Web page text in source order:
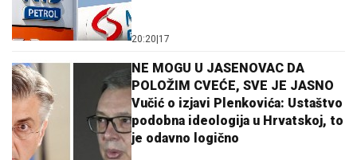
20:20 17
NE MOGU U JASENOVAC DA
POLOŽIM CVEĆE, SVE JE JASNO
Vučić o izjavi Plenkovića: Ustaštvo
podobna ideologija u Hrvatskoj, to
je odavno logično